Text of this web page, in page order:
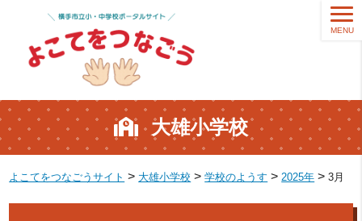
大雄小学校
MENU
よこてをつなごうサイト > 大雄小学校 >学校のようす > 2025年 >3月